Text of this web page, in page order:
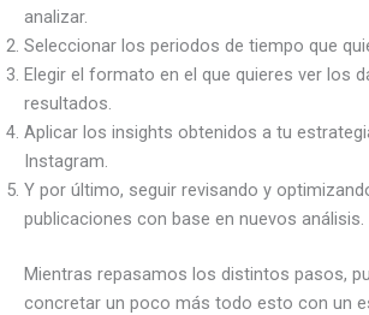
analizar.
Seleccionar los periodos de tiempo que
Elegir el formato en el que quieres ver los
resultados.
Aplicar los insights obtenidos a tu
Instagram.
Y por último, seguir revisando y
publicaciones con base en nuevos análisis.
Mientras repasamos los distintos pasos,
concretar un poco más todo esto con un